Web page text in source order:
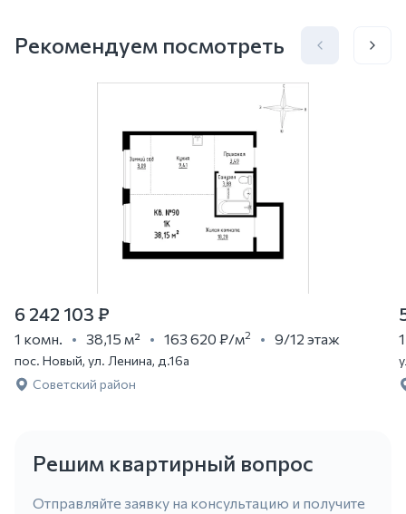
Рекомендуем посмотреть
6 242 103 ₽
1 комн. 38,15 м² 163 620 ₽/м2 9/12 этаж
пос. Новый, ул. Ленина, д.16а
Советский район
Решим квартирный вопрос
Отправляйте заявку на консультацию и получите